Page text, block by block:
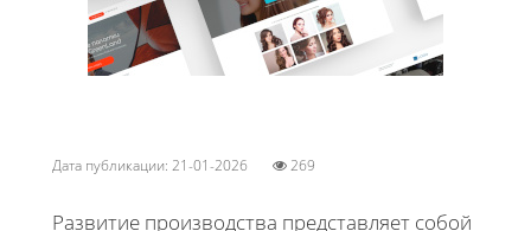
Дата публикации: 21-01-2026 269
Развитие производства представляет собой